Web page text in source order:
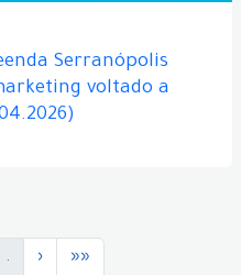
Serranópolis
voltado a
. › »»